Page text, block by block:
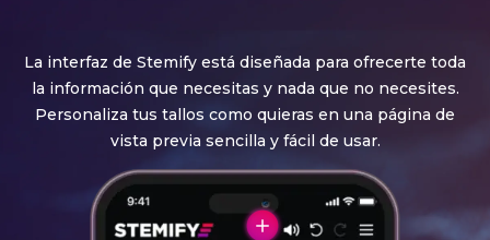
La interfaz de Stemify está diseñada para ofrecerte toda
la información que necesitas y nada que no necesites.
Personaliza tus tallos como quieras en una página de
vista previa sencilla y fácil de usar.